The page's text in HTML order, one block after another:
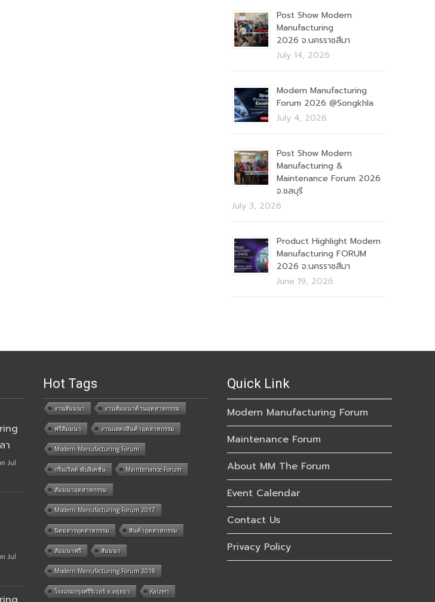
Post Show Modern
Manufacturing
2026 จ.นครราชสีมา
July 14, 2026
Modern Manufacturing
Forum 2026 @Songkhla
July 4, 2026
Post Show Modern
Manufacturing &
Maintenance Forum 2026
จ.ชลบุรี
July 3, 2026
Product Highlight Modern
Manufacturing FORUM
2026 จ.นครราชสีมา
June 19, 2026
า
Jul
Jul
Hot Tags
งานสัมมนา งานสัมมนาด้านอุตสาหกรรม
ฟรีสัมมนา งานแสดงสินค้าอุตสาหกรรม
Modern Manufacturing Forum
กรีนเวิลด์ พับลิเคชั่น Maintenance Forum
สัมมนาอุตสาหกรรม
Modern Manufacturing Forum 2017
นิตยสารอุตสาหกรรม สินค้าอุตสาหกรรม
สัมมนาฟรี สัมมนา
Modern Manufacturing Forum 2018
โรงแรมกรุงศรีริเวอร์ จ.อยุธยา Kaizen
Quick Link
Modern Manufacturing Forum
Maintenance Forum
About MM The Forum
Event Calendar
Contact Us
Privacy Policy